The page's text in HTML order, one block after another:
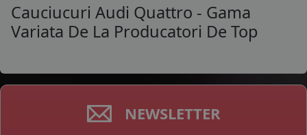
Cauciucuri Audi Quattro - Gama
Variata De La Producatori De Top
NEWSLETTER